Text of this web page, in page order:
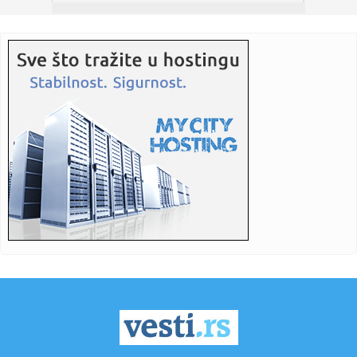
22:39: Sad VAR nema šta da traži – pogodio Zubairu VIDEO
22:39:
22:36:Maja pobesnela zbog Asmina i njegove bankarke, pa
otkrila: "On vi...
22:35:Drama u Hrvatskoj: Požar uništio apartman, vlasnik tvrdi da
su ...
22:35:Sudar dva tramvaja u Njemačkoj, više od 25 povrijeđenih
Savić srušio Vitebsk: Borac nosi prednost na revanš